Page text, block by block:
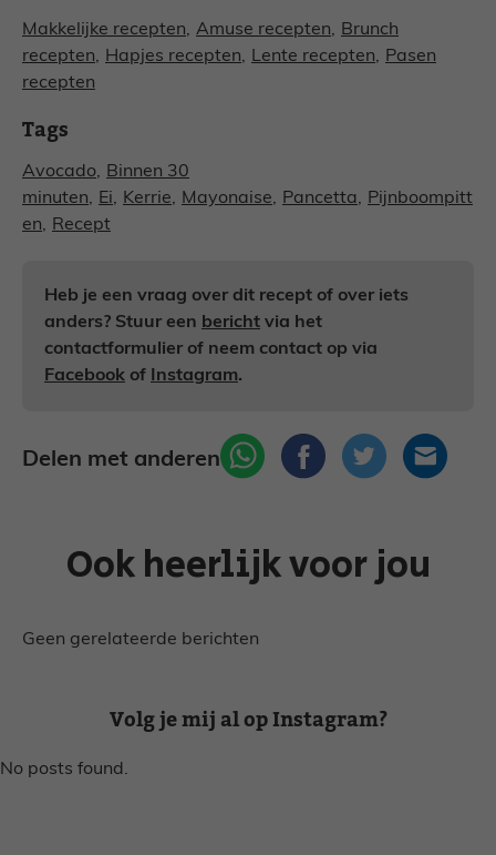
Makkelijke recepten, Amuse recepten, Brunch
recepten, Hapjes recepten, Lente recepten, Pasen
recepten
Tags
Avocado, Binnen 30
minuten, Ei, Kerrie, Mayonaise, Pancetta, Pijnboompitt
en, Recept
Heb je een vraag over dit recept of over iets
anders? Stuur een bericht via het
contactformulier of neem contact op via
Facebook of Instagram.
Delen met anderen
Ook heerlijk voor jou
Geen gerelateerde berichten
Volg je mij al op Instagram?
No posts found.